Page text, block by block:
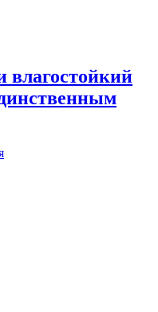
влагостойкий